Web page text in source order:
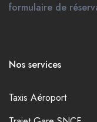
formulaire de
Nos services
Taxis Aéroport